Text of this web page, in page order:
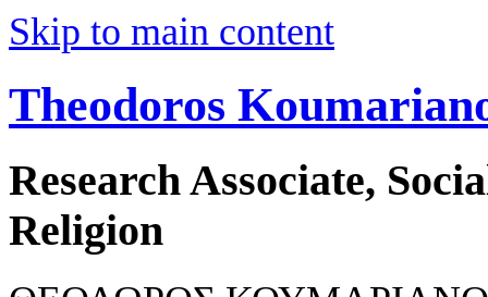
Skip to main content
Theodoros
Research Associate,
Religion